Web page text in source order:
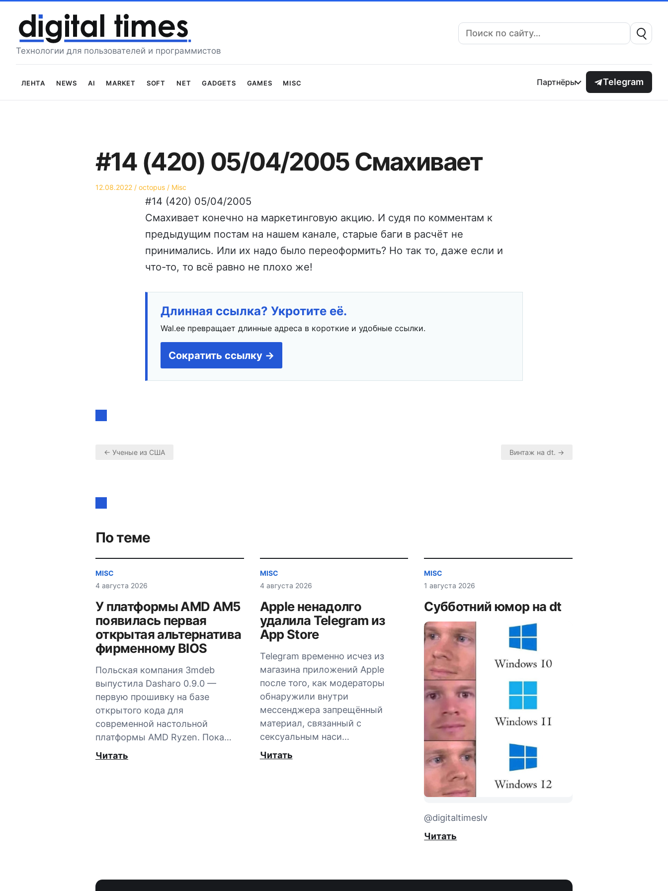
содержимому
Технологии для пользователей и программистов
Поиск:
Лента News AI Market Soft Net Gadgets Games Misc Партнёры Telegram
#14 (420) 05/04/2005 Смахивает
Опубликовано
12.08.2022 Автор
octopus
Опубликовано
в
Misc
#14 (420) 05/04/2005
Смахивает конечно на маркетинговую акцию. И судя по комментам к
предыдущим постам на нашем канале, старые баги в расчёт не
принимались. Или их надо было переоформить? Но так то, даже если и
что-то, то всё равно не плохо же!
Длинная ссылка? Укротите её.
Wal.ee превращает длинные адреса в короткие и удобные ссылки.
Сократить ссылку →
по
записям
← Ученые из США Винтаж на dt. →
По теме
MISC
4 августа 2026
У платформы AMD AM5
появилась первая
открытая альтернатива
фирменному BIOS
Польская компания 3mdeb
выпустила Dasharo 0.9.0 —
первую прошивку на базе
открытого кода для
современной настольной
платформы AMD Ryzen. Пока…
Читать
MISC
4 августа 2026
Apple ненадолго
удалила Telegram из
App Store
Telegram временно исчез из
магазина приложений Apple
после того, как модераторы
обнаружили внутри
мессенджера запрещённый
материал, связанный с
сексуальным наси…
Читать
MISC
1 августа 2026
Субботний юмор на dt
@digitaltimeslv
Читать